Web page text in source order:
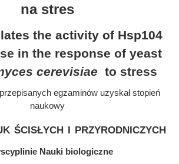
na stres
the activity of Hsp104
in the response of yeast
cerevisiae to stress
egzaminów uzyskał stopień
naukowy
ścisłych i przyrodniczych
Nauki biologiczne